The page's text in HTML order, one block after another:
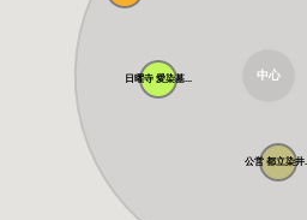
公営 都立染井
日曜寺 愛染墓...
中心